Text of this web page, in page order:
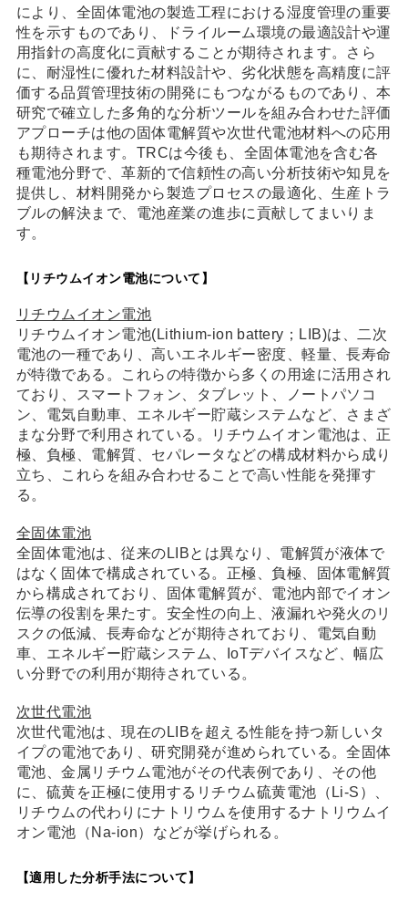
により、全固体電池の製造工程における湿度管理の重要
性を示すものであり、ドライルーム環境の最適設計や運
用指針の高度化に貢献することが期待されます。さら
に、耐湿性に優れた材料設計や、劣化状態を高精度に評
価する品質管理技術の開発にもつながるものであり、本
研究で確立した多角的な分析ツールを組み合わせた評価
アプローチは他の固体電解質や次世代電池材料への応用
も期待されます。TRCは今後も、全固体電池を含む各
種電池分野で、革新的で信頼性の高い分析技術や知見を
提供し、材料開発から製造プロセスの最適化、生産トラ
ブルの解決まで、電池産業の進歩に貢献してまいりま
す。
【リチウムイオン電池について】
リチウムイオン電池
リチウムイオン電池(Lithium-ion battery；LIB)は、二次
電池の一種であり、高いエネルギー密度、軽量、長寿命
が特徴である。これらの特徴から多くの用途に活用され
ており、スマートフォン、タブレット、ノートパソコ
ン、電気自動車、エネルギー貯蔵システムなど、さまざ
まな分野で利用されている。リチウムイオン電池は、正
極、負極、電解質、セパレータなどの構成材料から成り
立ち、これらを組み合わせることで高い性能を発揮す
る。
全固体電池
全固体電池は、従来のLIBとは異なり、電解質が液体で
はなく固体で構成されている。正極、負極、固体電解質
から構成されており、固体電解質が、電池内部でイオン
伝導の役割を果たす。安全性の向上、液漏れや発火のリ
スクの低減、長寿命などが期待されており、電気自動
車、エネルギー貯蔵システム、IoTデバイスなど、幅広
い分野での利用が期待されている。
次世代電池
次世代電池は、現在のLIBを超える性能を持つ新しいタ
イプの電池であり、研究開発が進められている。全固体
電池、金属リチウム電池がその代表例であり、その他
に、硫黄を正極に使用するリチウム硫黄電池（Li-S）、
リチウムの代わりにナトリウムを使用するナトリウムイ
オン電池（Na-ion）などが挙げられる。
【適用した分析手法について】